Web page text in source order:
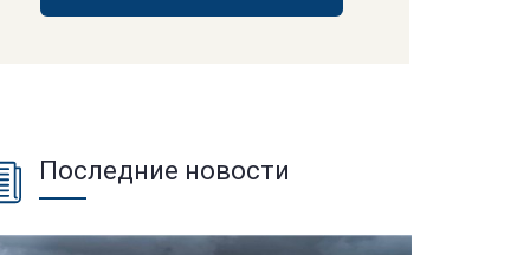
Последние новости